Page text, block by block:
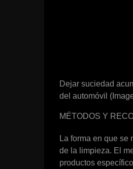
Dejar suciedad
del automóvil
MÉTODOS Y
La forma en que
de la limpieza. El
productos